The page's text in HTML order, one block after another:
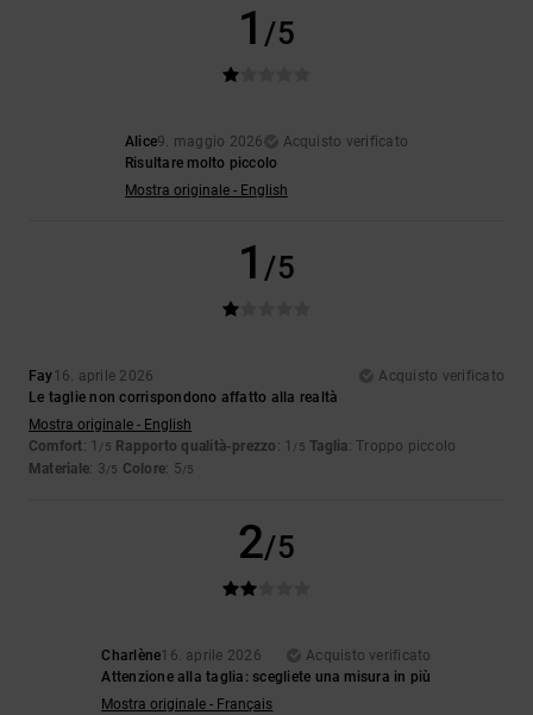
1/5
Alice9. maggio 2026
Acquisto verificato
Risultare molto piccolo
Mostra originale - English
1/5
Fay16. aprile 2026
Acquisto verificato
Le taglie non corrispondono affatto alla realtà
Mostra originale - English
Comfort: 1 /5 Rapporto qualità-prezzo : 1 /5 Taglia: Troppo piccolo
Materiale: 3/5 Colore: 5/5
2/5
Charlène16. aprile 2026
Acquisto verificato
Attenzione alla taglia: scegliete una misura in più
Mostra originale - Français